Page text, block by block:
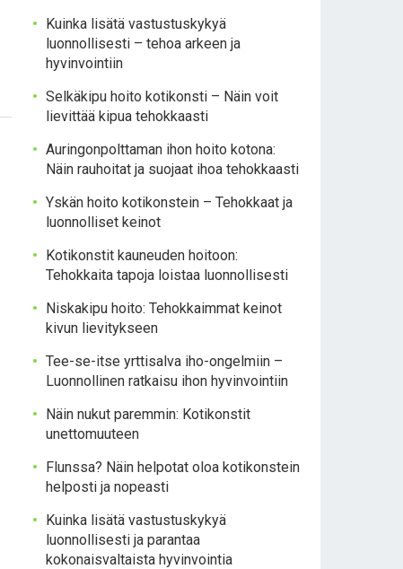
Kuinka lisätä vastustuskykyä
luonnollisesti – tehoa arkeen ja
hyvinvointiin
Selkäkipu hoito kotikonsti – Näin voit
lievittää kipua tehokkaasti
Auringonpolttaman ihon hoito kotona:
Näin rauhoitat ja suojaat ihoa tehokkaasti
Yskän hoito kotikonstein – Tehokkaat ja
luonnolliset keinot
Kotikonstit kauneuden hoitoon:
Tehokkaita tapoja loistaa luonnollisesti
Niskakipu hoito: Tehokkaimmat keinot
kivun lievitykseen
Tee-se-itse yrttisalva iho-ongelmiin –
Luonnollinen ratkaisu ihon hyvinvointiin
Näin nukut paremmin: Kotikonstit
unettomuuteen
Flunssa? Näin helpotat oloa kotikonstein
helposti ja nopeasti
Kuinka lisätä vastustuskykyä
luonnollisesti ja parantaa
kokonaisvaltaista hyvinvointia